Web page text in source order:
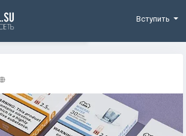
Вступить